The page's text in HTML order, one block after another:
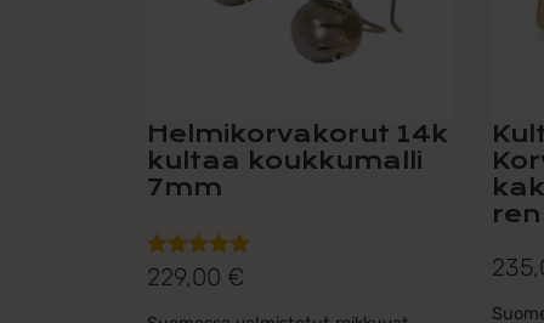
Helmikorvakorut 14k
kultaa koukkumalli
7mm
Arvostelu
229,00 €